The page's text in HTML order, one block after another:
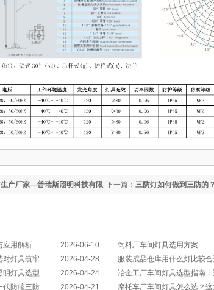
下一篇： 三防灯如何做到三防的？
产厂家—普瑞斯照明科技有限
2026-06-10
应用解析
饲料厂车间灯具选用方案
2026-04-28
牢生产安全线
服装成品仓库用什么灯比较
2026-04-24
具选型方案
冶金工厂车间灯具选型指南：适配恶劣工况，筑牢安全
2026-04-21
获2026阿拉丁神灯奖 摩托车厂车间灯具怎么选？这篇选型指南，帮你避